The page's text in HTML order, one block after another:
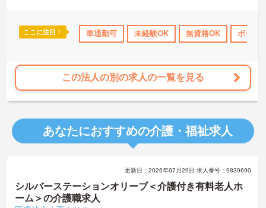
社会保険完備 交通費支給 退職金制度あり
■ 家庭と両立しやすい勤務体制
―――――――――――――――
・扶養内勤務に対応できます
・就業時間を相談できます
―――――――――――――――
■ 日勤中心で無理なく活躍
―――――――――――――――
生活リズムを整えながら勤務できます
・1日3時間以上から相談できます
・時間外労働はありません
→ 自分のペースで働きやすい環境です♪
ここに注目！ 車通勤可 未経験OK 無資格OK ボーナ
この法人の別の求人の一覧を見る
あなたにおすすめの介護・福祉求人
更新日：2026年07月29日 求人番号：9839690
シルバーステーションオリーブ＜介護付き有料老人ホ
ーム＞の介護職求人